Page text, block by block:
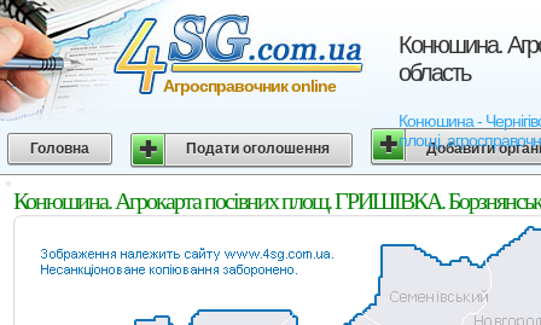
Конюшина.
область
Конюшина -
площі,
Агросправочник online
Головна Подати оголошення Добавити
Конюшина. Агрокарта посівних площ. ГРИШІВКА.